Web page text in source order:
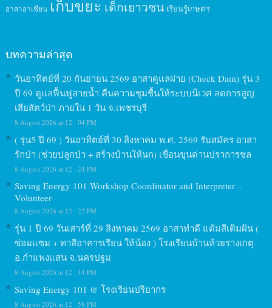
อาสาอาเซียน เก็บขยะ เด็กเยาวชน เรียนรู้เกษตร
บทความล่าสุด
วันอาทิตย์ที่ 20 กันยายน 2569 อาสาดูแลฝาย (Check Dam) รุ่น 3
ปี 69 ดูแลฟื้นฟูสายน้ำ คืนความชุมชื้นให้ระบบนิเวศ ลดการสูญ
เสียสัตว์ป่า ภายใน 1 วัน จ.เพชรบุรี
8 August 2026 at 12 : 04 PM
( รุ่น5 ปี 69 ) วันอาทิตย์ที่ 30 สิงหาคม พ.ศ. 2569 รับสมัคร อาสา
รักป่า (ช่วยปลูกป่า + สร้างบ้านให้นก) เขื่อนขุนด่านปราการชล
8 August 2026 at 12 : 24 PM
Saving Energy 101 Workshop Coordinator and Interpreter –
Volunteer
8 August 2026 at 12 : 22 PM
รุ่น 1 ปี 69 วันเสาร์ที่ 29 สิงหาคม 2569 อาสาทำดี แต้มสีเติมฝัน (
ซ่อมแซม + ทาสีอาคารเรียน ให้น้อง ) โรงเรียนบ้านห้วยรางเกตุ
อ.กำแพงแสน จ.นครปฐม
8 August 2026 at 12 : 44 PM
Saving Energy 101 @ โรงเรียนปริยากร
8 August 2026 at 12 : 58 PM